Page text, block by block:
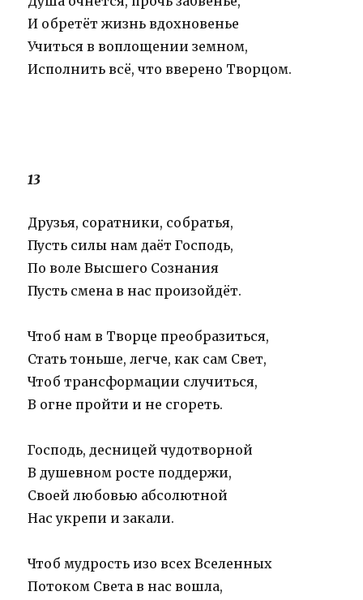
И обретёт жизнь вдохновенье
Учиться в воплощении земном,
Исполнить всё, что вверено Творцом.
13
Друзья, соратники, собратья,
Пусть силы нам даёт Господь,
По воле Высшего Сознания
Пусть смена в нас произойдёт.
Чтоб нам в Творце преобразиться,
Стать тоньше, легче, как сам Свет,
Чтоб трансформации случиться,
В огне пройти и не сгореть.
Господь, десницей чудотворной
В душевном росте поддержи,
Своей любовью абсолютной
Нас укрепи и закали.
Чтоб мудрость изо всех Вселенных
Потоком Света в нас вошла,